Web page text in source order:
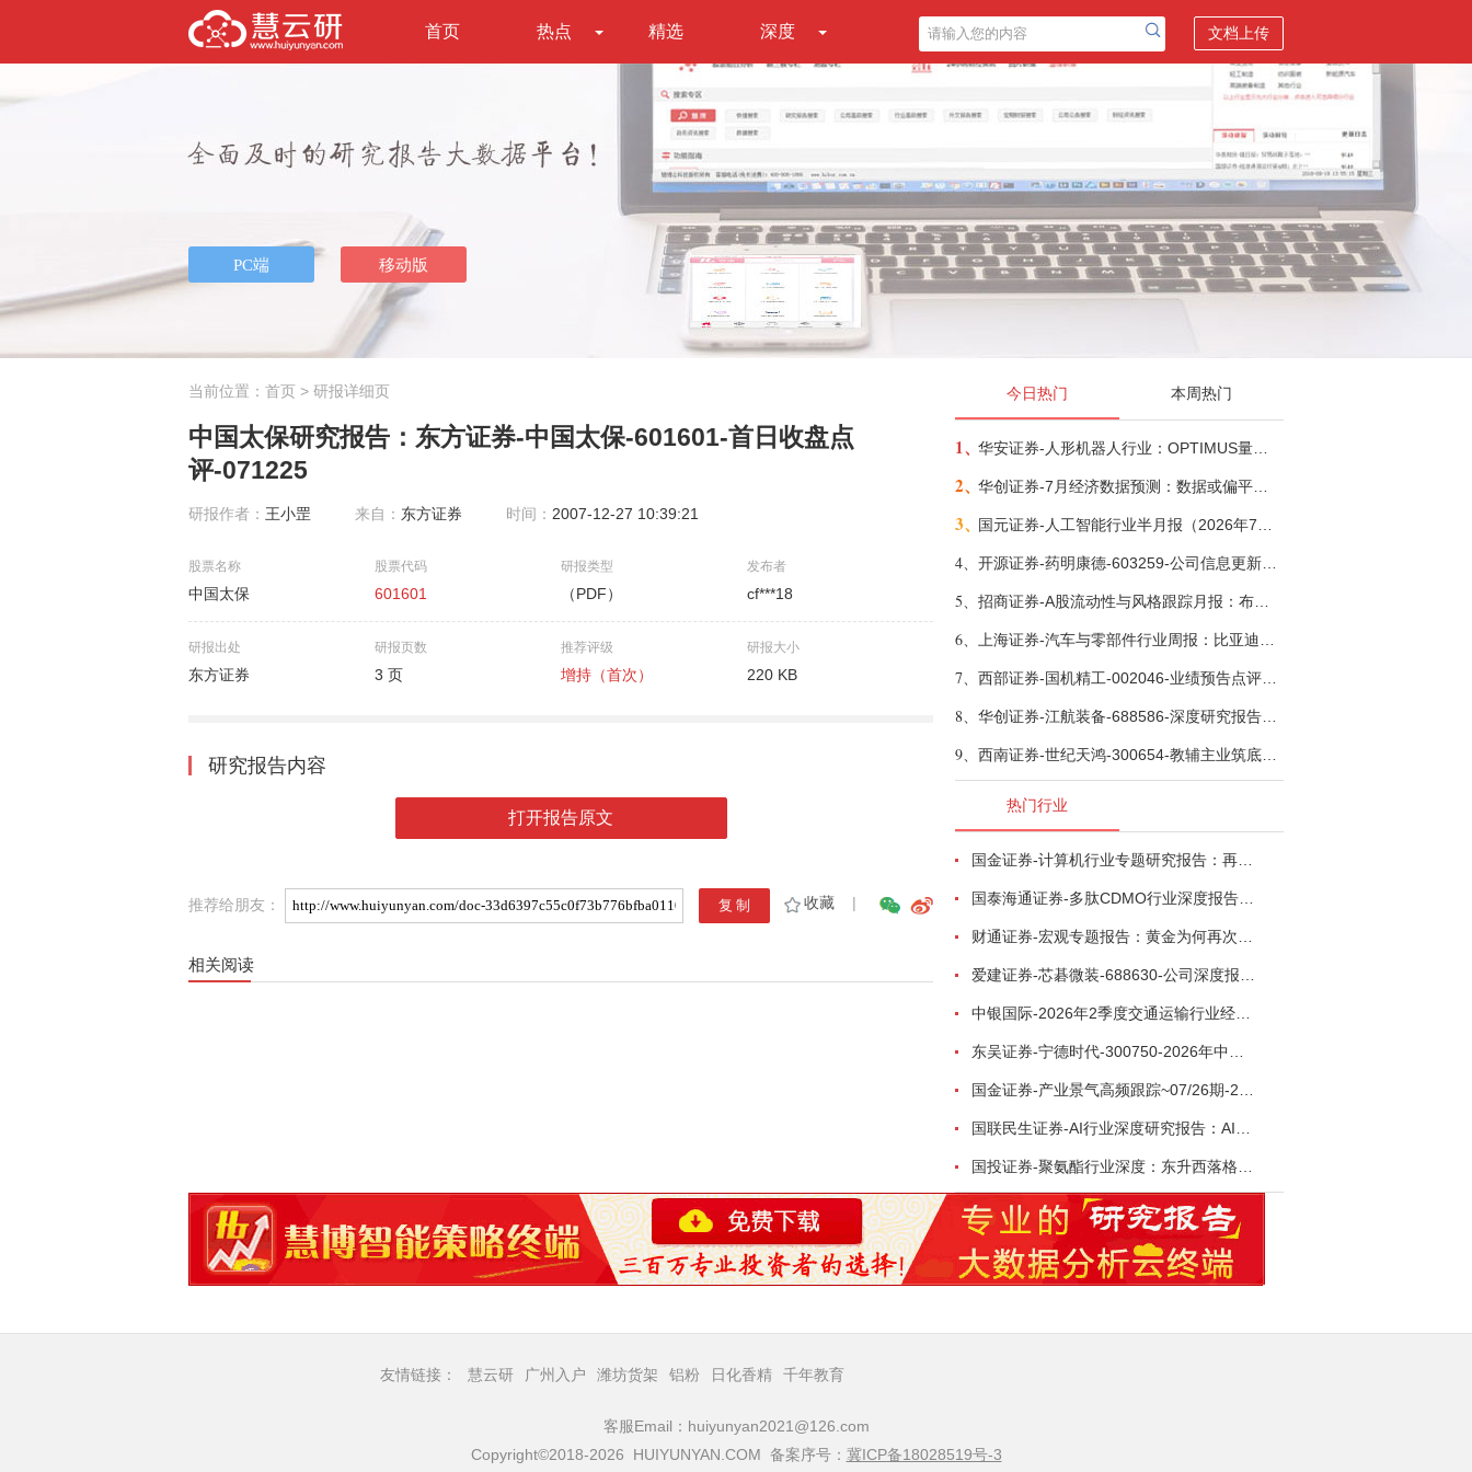
首页 热点 精选 深度 文档上传
当前位置： 首页 > 研报详细页
中国太保研究报告：东方证券-中国太保-601601-首日收盘点
评-071225
研报作者： 王小罡 来自： 东方证券 时间： 2007-12-27 10:39:21
股票名称
中国太保
股票代码
601601
研报类型
（PDF）
发布者
cf***18
研报出处
东方证券
研报页数
3 页
推荐评级
增持（首次）
研报大小
220 KB
研究报告内容
打开报告原文
推荐给朋友： 收藏 |
相关阅读
今日热门 本周热门
1、
2、
3、
4、
5、
6、
7、
8、
9、
热门行业
友情链接： 慧云研 广州入户 潍坊货架 铝粉 日化香精 千年教育
客服Email：huiyunyan2021@126.com
Copyright©2018-2026 HUIYUNYAN.COM 备案序号： 冀ICP备18028519号-3